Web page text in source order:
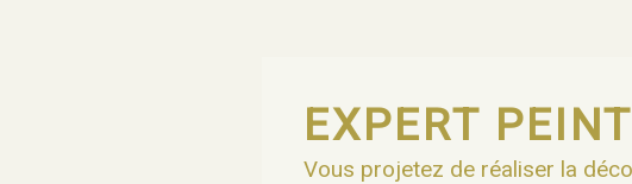
EXPERT
Vous projetez de réaliser la